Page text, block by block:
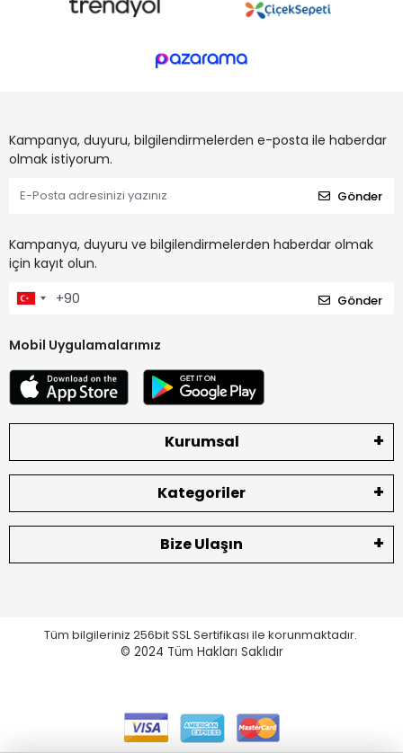
Kampanya, duyuru, bilgilendirmelerden e-posta ile haberdar
olmak istiyorum.
Gönder
Kampanya, duyuru ve bilgilendirmelerden haberdar olmak
için kayıt olun.
Gönder
Mobil Uygulamalarımız
Kurumsal
Kategoriler
Bize Ulaşın
Tüm bilgileriniz 256bit SSL Sertifikası ile korunmaktadır.
© 2024 Tüm Hakları Saklıdır